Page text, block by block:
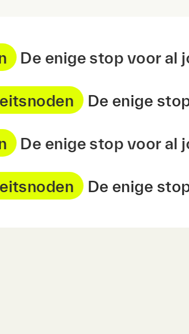
De enige stop
De enige stop
De enige stop
De enige stop